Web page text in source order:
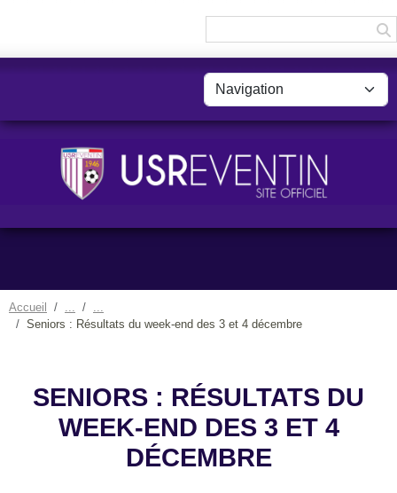
Accueil
Seniors : Résultats du week-end des 3 et 4 décembre
SENIORS : RÉSULTATS DU
WEEK-END DES 3 ET 4
DÉCEMBRE